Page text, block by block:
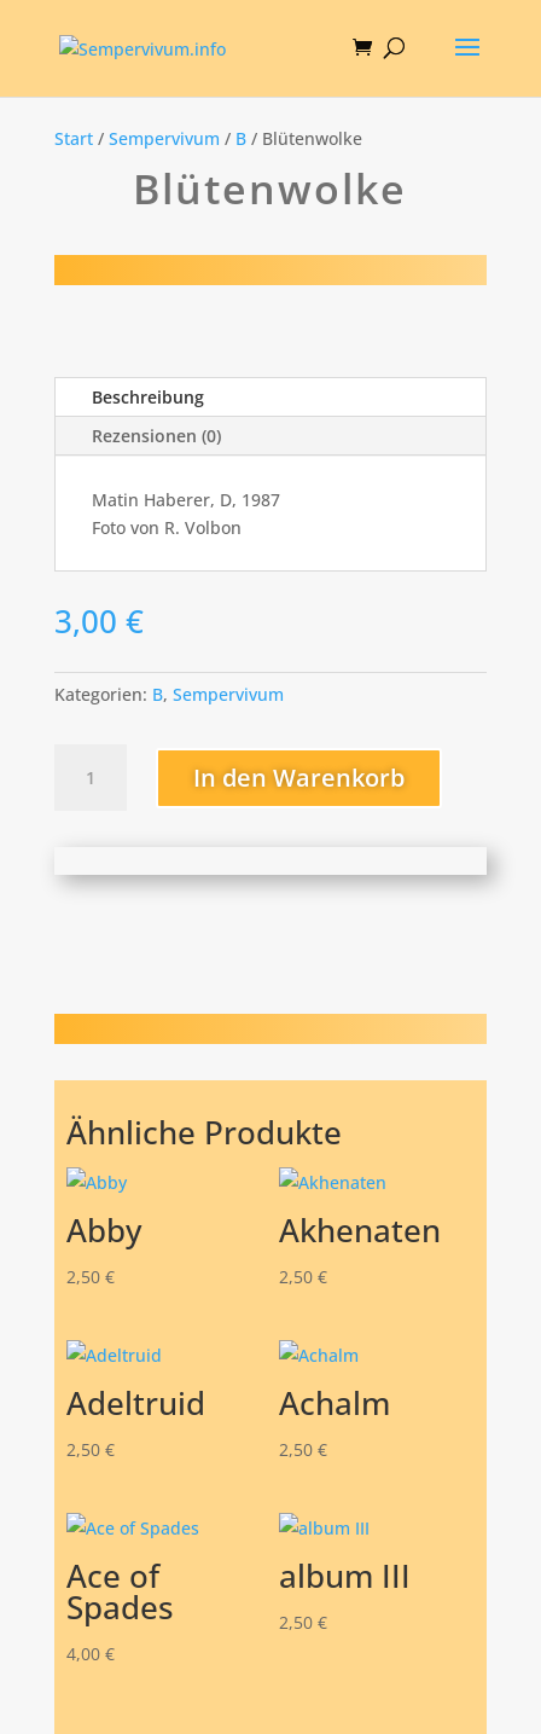
Start/ Sempervivum / B/ Blütenwolke
Blütenwolke
Beschreibung
Rezensionen (0)
Matin Haberer, D, 1987
Foto von R. Volbon
3,00 €
Kategorien: B, Sempervivum
Menge
In den Warenkorb
Ähnliche Produkte
Abby
2,50 €
Akhenaten
2,50 €
Adeltruid
2,50 €
Achalm
2,50 €
Ace of
Spades
4,00 €
album III
2,50 €